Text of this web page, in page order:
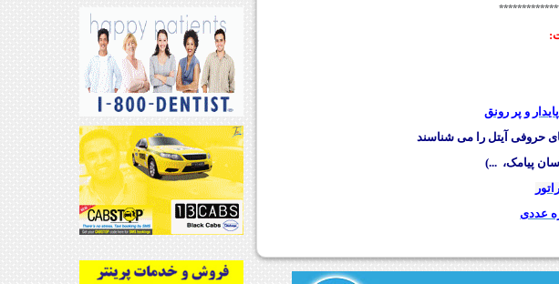
و پر رونق
حروفی آیتل را می شناسند
پیامک، ...)
عددی